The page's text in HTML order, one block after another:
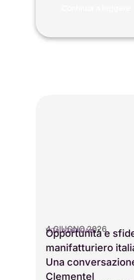
4 GIUGNO 2026
VITA AZIENDALE
Opportunità e
manifatturiero
Una
Clementel